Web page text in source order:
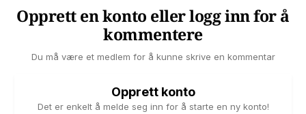
Opprett en konto eller logg inn for å
kommentere
Du må være et medlem for å kunne skrive en kommentar
Opprett konto
Det er enkelt å melde seg inn for å starte en ny konto!